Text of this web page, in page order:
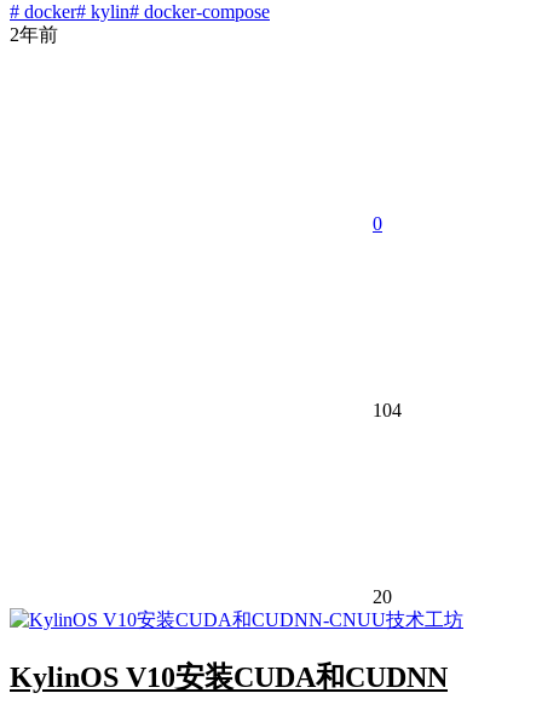
# docker# kylin# docker-compose
2年前
0
104
20
KylinOS V10安装CUDA和CUDNN